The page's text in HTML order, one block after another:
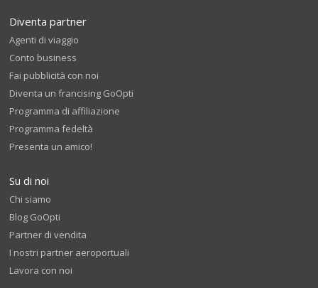
Diventa partner
Agenti di viaggio
Conto business
Fai pubblicità con noi
Diventa un francising GoOpti
Programma di affiliazione
Programma fedeltà
Presenta un amico!
Su di noi
Chi siamo
Blog GoOpti
Partner di vendita
I nostri partner aeroportuali
Lavora con noi